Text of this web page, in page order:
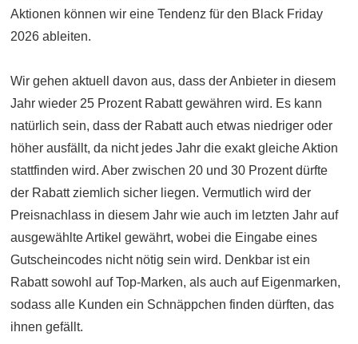
Aktionen können wir eine Tendenz für den Black Friday
2026 ableiten.
Wir gehen aktuell davon aus, dass der Anbieter in diesem
Jahr wieder 25 Prozent Rabatt gewähren wird. Es kann
natürlich sein, dass der Rabatt auch etwas niedriger oder
höher ausfällt, da nicht jedes Jahr die exakt gleiche Aktion
stattfinden wird. Aber zwischen 20 und 30 Prozent dürfte
der Rabatt ziemlich sicher liegen. Vermutlich wird der
Preisnachlass in diesem Jahr wie auch im letzten Jahr auf
ausgewählte Artikel gewährt, wobei die Eingabe eines
Gutscheincodes nicht nötig sein wird. Denkbar ist ein
Rabatt sowohl auf Top-Marken, als auch auf Eigenmarken,
sodass alle Kunden ein Schnäppchen finden dürften, das
ihnen gefällt.